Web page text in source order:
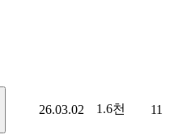
26.03.02 1.6천 11